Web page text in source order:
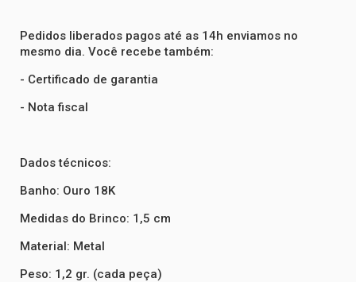
Pedidos liberados pagos até as 14h enviamos no
mesmo dia. Você recebe também:
- Certificado de garantia
- Nota fiscal
Dados técnicos:
Banho: Ouro 18K
Medidas do Brinco: 1,5 cm
Material: Metal
Peso: 1,2 gr. (cada peça)